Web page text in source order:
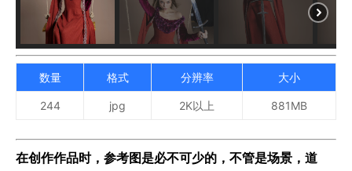
数量 格式 分辨率 大小
244 jpg 2K以上 881MB
在创作作品时，参考图是必不可少的，不管是场景，道